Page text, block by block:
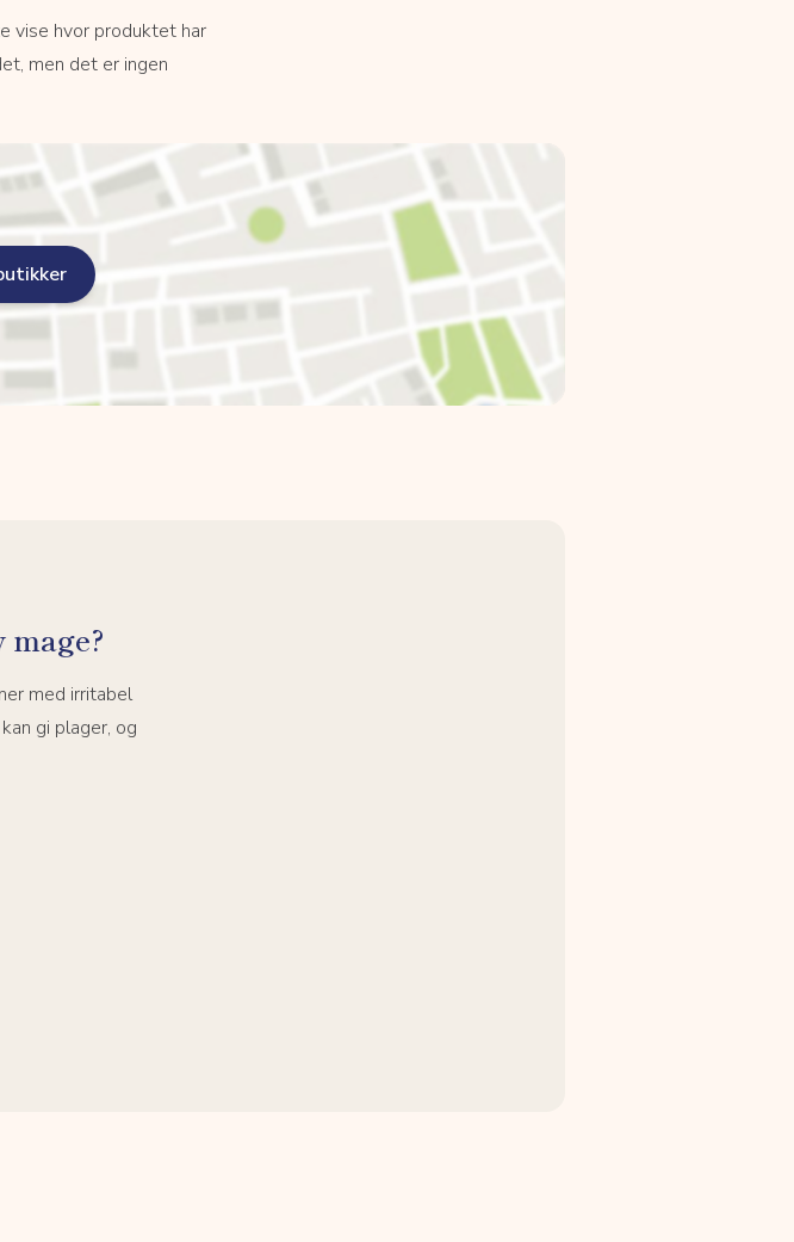
vise hvor produktet har
men det er ingen
med irritabel
gi plager, og